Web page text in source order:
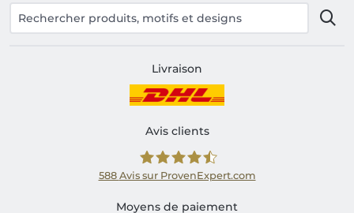
Livraison
Avis clients
Shirtinator FR
588 Avis sur ProvenExpert.com
Moyens de paiement